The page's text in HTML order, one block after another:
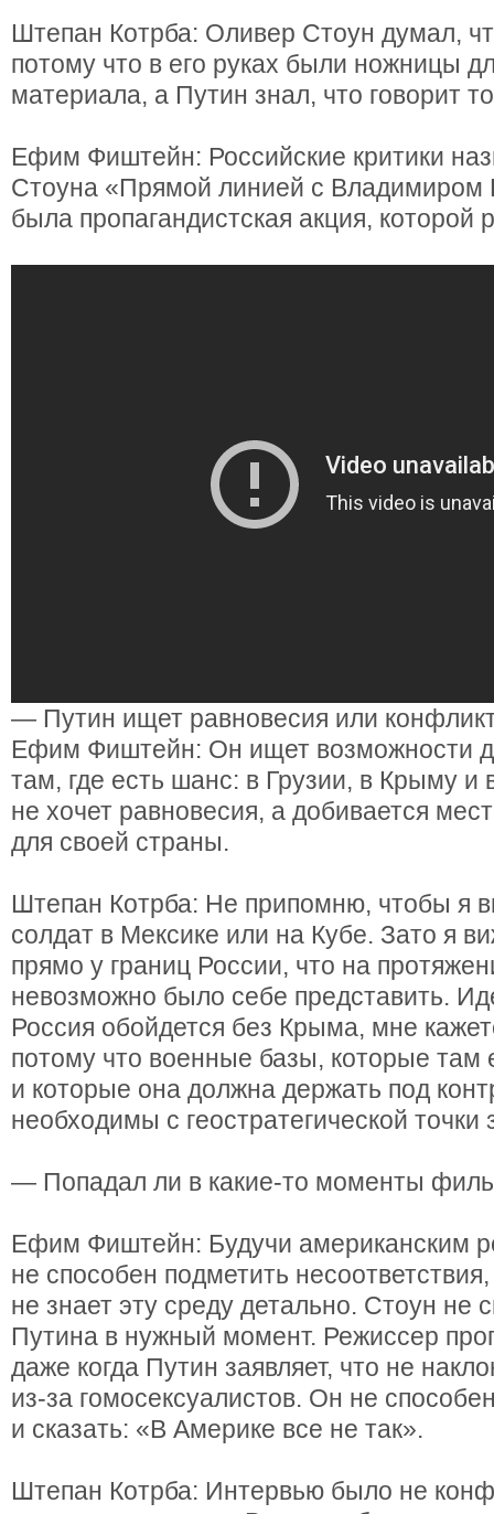
Штепан Котрба: Оливер Стоун думал,
потому что в его руках были ножницы
материала, а Путин знал, что говорит
Ефим Фиштейн: Российские критики
Стоуна «Прямой линией с
была пропагандистская акция, которой
— Путин ищет равновесия или
Ефим Фиштейн: Он ищет возможности
там, где есть шанс: в Грузии, в Крыму и
не хочет равновесия, а добивается
для своей страны.
Штепан Котрба: Не припомню, чтобы я
солдат в Мексике или на Кубе. Зато я
прямо у границ России, что на
невозможно было себе представить.
Россия обойдется без Крыма, мне
потому что военные базы, которые там
и которые она должна держать под
необходимы с геостратегической точки
— Попадал ли в какие-то моменты
Ефим Фиштейн: Будучи американским
не способен подметить
не знает эту среду детально. Стоун не
Путина в нужный момент. Режиссер
даже когда Путин заявляет, что не
из-за гомосексуалистов. Он не
и сказать: «В Америке все не так».
Штепан Котрба: Интервью было не